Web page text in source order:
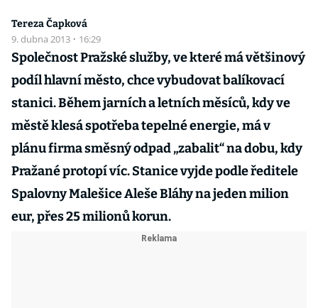
Tereza Čapková
9. dubna 2013 · 16:29
Společnost Pražské služby, ve které má většinový
podíl hlavní město, chce vybudovat balíkovací
stanici. Během jarních a letních měsíců, kdy ve
městě klesá spotřeba tepelné energie, má v
plánu firma směsný odpad „zabalit“ na dobu, kdy
Pražané protopí víc. Stanice vyjde podle ředitele
Spalovny Malešice Aleše Bláhy na jeden milion
eur, přes 25 milionů korun.